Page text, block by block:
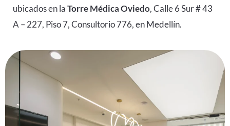
ubicados en laTorre Médica Oviedo, Calle 6 Sur # 43
A – 227, Piso 7, Consultorio 776, en Medellín.